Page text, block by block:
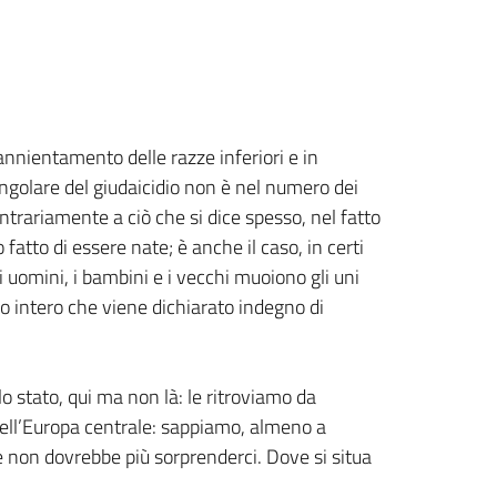
delle razze inferiori e in
del giudaicidio non è nel numero dei
a ciò che si dice spesso, nel fatto
di essere nate; è anche il caso, in certi
uomini, i bambini e i vecchi muoiono gli uni
intero che viene dichiarato indegno di
stato, qui ma non là: le ritroviamo da
centrale: sappiamo, almeno a
dovrebbe più sorprenderci. Dove si situa